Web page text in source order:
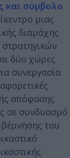
και σύμβολο
μιας
διαμάχης
δύο χώρες
συνεργασία
απόφασης
σε συνδυασμό
του